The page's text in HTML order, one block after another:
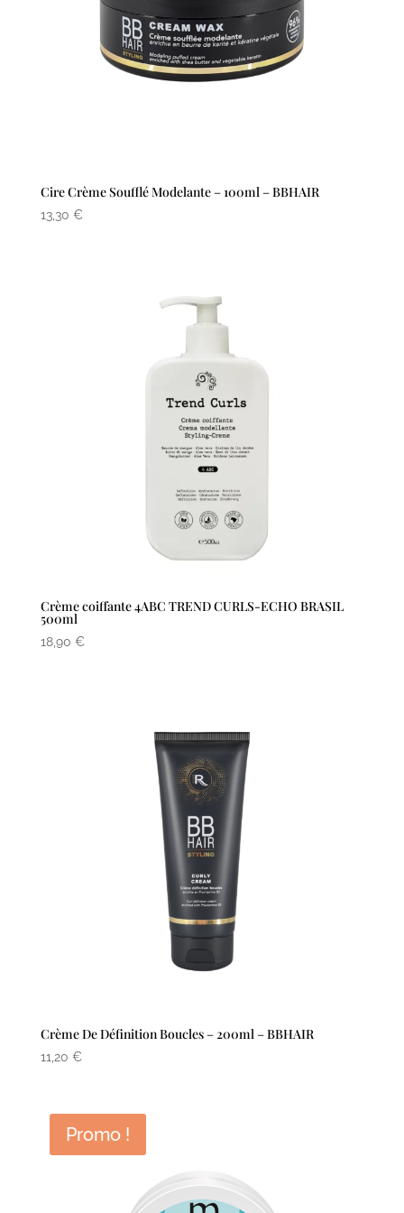
Cire Crème Soufflé Modelante – 100ml – BBHAIR
13,30 €
Crème coiffante 4ABC TREND CURLS-ECHO BRASIL
500ml
18,90 €
Crème De Définition Boucles – 200ml – BBHAIR
11,20 €
Promo !